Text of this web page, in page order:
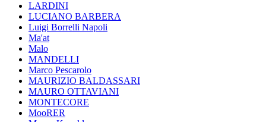
LARDINI
LUCIANO BARBERA
Luigi Borrelli Napoli
Ma'at
Malo
MANDELLI
Marco Pescarolo
MAURIZIO BALDASSARI
MAURO OTTAVIANI
MONTECORE
MooRER